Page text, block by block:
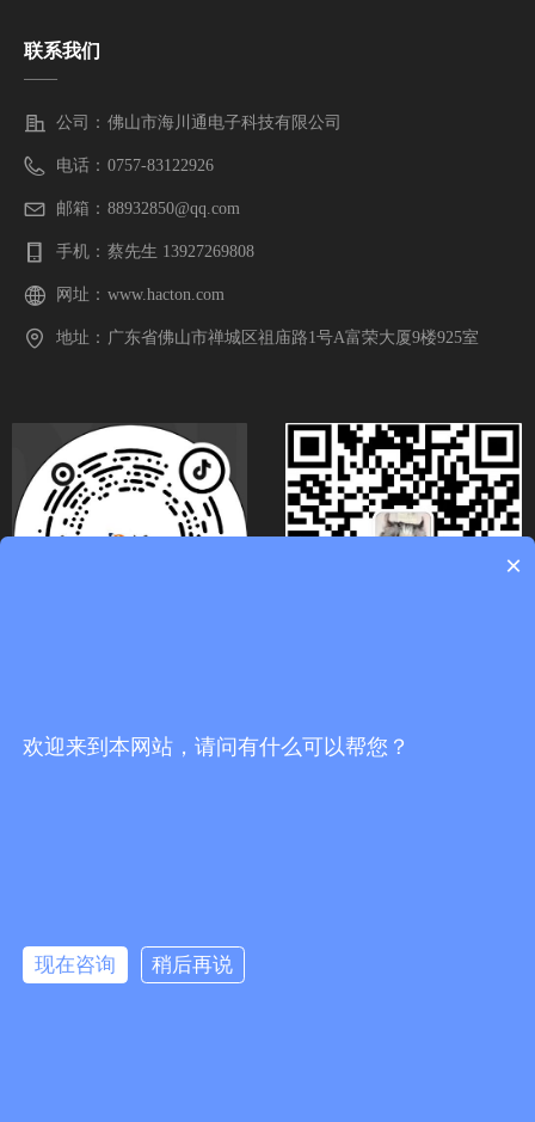
联系我们
——
公司： 佛山市海川通电子科技有限公司
电话： 0757-83122926
邮箱： 88932850@qq.com
手机： 蔡先生 13927269808
网址： www.hacton.com
地址： 广东省佛山市禅城区祖庙路1号A富荣大厦9楼925室
网站地图：防爆数字对讲机_车载台中继台_无线对讲系统代理商-佛山市海川通电
子科技有限公司
×
欢迎来到本网站，请问有什么可以帮您？
现在咨询 稍后再说